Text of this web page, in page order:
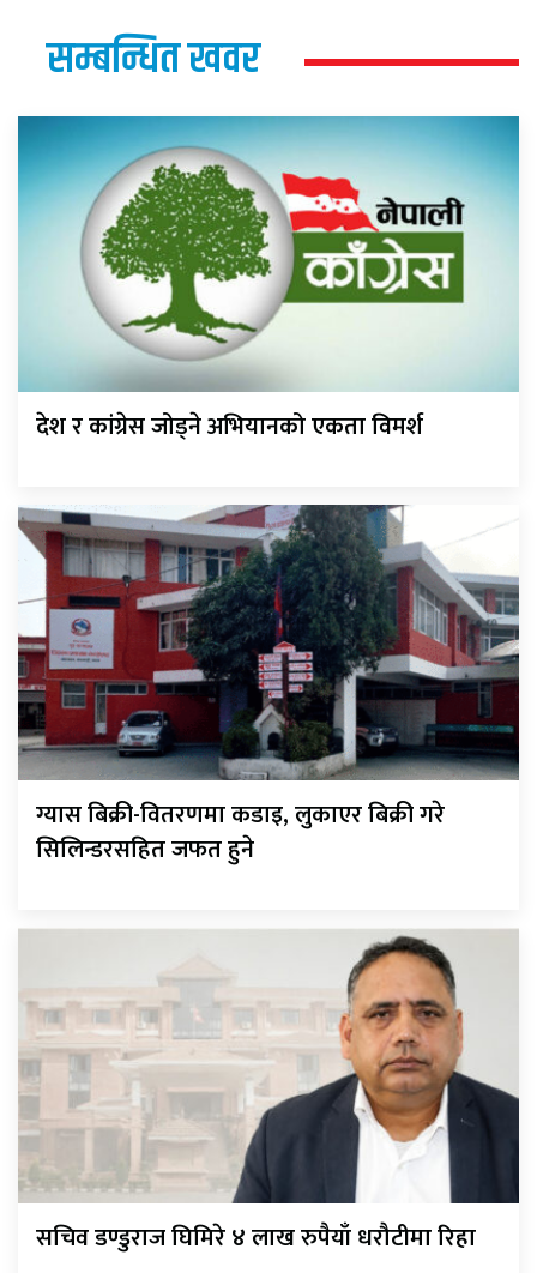
सम्बन्धित खवर
देश र कांग्रेस जोड्ने अभियानको एकता विमर्श
ग्यास बिक्री-वितरणमा कडाइ, लुकाएर बिक्री गरे
सिलिन्डरसहित जफत हुने
सचिव डण्डुराज घिमिरे ४ लाख रुपैयाँ धरौटीमा रिहा